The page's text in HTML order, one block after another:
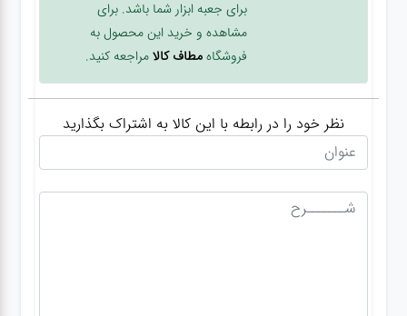
برای جعبه ابزار شما باشد. برای
مشاهده و خرید این محصول به
فروشگاهمطاف کالامراجعه کنید.
نظر خود را در رابطه با این کالا به اشتراک بگذارید